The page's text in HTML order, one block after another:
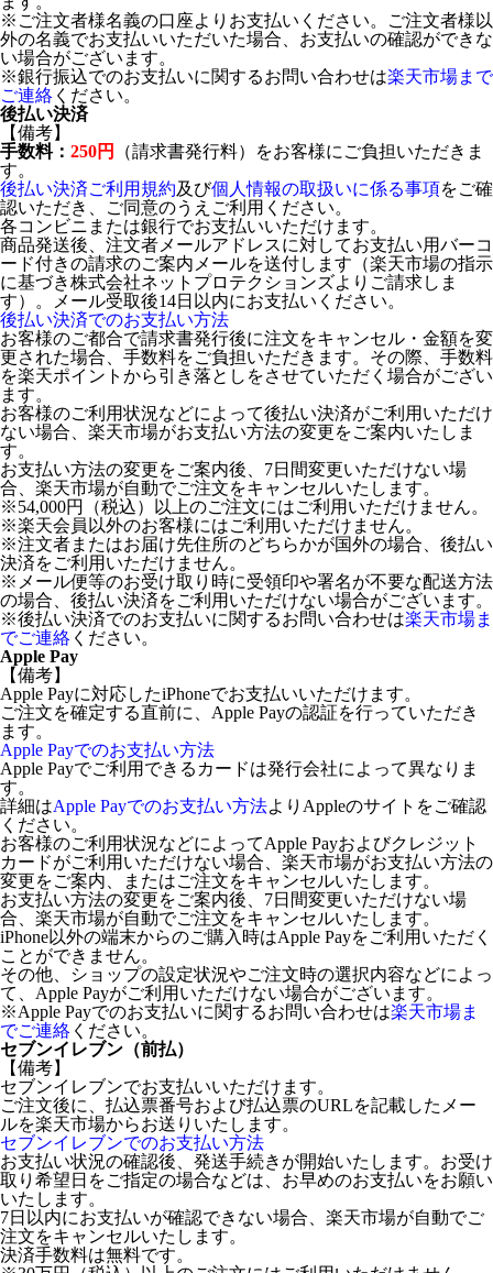
※ご注文者様名義の口座よりお支払いください。ご注文者様以
外の名義でお支払いいただいた場合、お支払いの確認ができな
い場合がございます。
※銀行振込でのお支払いに関するお問い合わせは楽天市場まで
ご連絡 ください。
後払い決済
【備考】
手数料： 250円
（請求書発行料）をお客様にご負担いただきま
す。
後払い決済ご利用規約及び個人情報の取扱いに係る事項をご確
認いただき、ご同意のうえご利用ください。
各コンビニまたは銀行でお支払いいただけます。
商品発送後、注文者メールアドレスに対してお支払い用バーコ
ード付きの請求のご案内メールを送付します（楽天市場の指示
に基づき株式会社ネットプロテクションズよりご請求しま
す）。メール受取後14日以内にお支払いください。
後払い決済でのお支払い方法
お客様のご都合で請求書発行後に注文をキャンセル・金額を変
更された場合、手数料をご負担いただきます。その際、手数料
を楽天ポイントから引き落としをさせていただく場合がござい
ます。
お客様のご利用状況などによって後払い決済がご利用いただけ
ない場合、楽天市場がお支払い方法の変更をご案内いたしま
す。
お支払い方法の変更をご案内後、7日間変更いただけない場
合、楽天市場が自動でご注文をキャンセルいたします。
※54,000円（税込）以上のご注文にはご利用いただけません。
※楽天会員以外のお客様にはご利用いただけません。
※注文者またはお届け先住所のどちらかが国外の場合、後払い
決済をご利用いただけません。
※メール便等のお受け取り時に受領印や署名が不要な配送方法
の場合、後払い決済をご利用いただけない場合がございます。
※後払い決済でのお支払いに関するお問い合わせは楽天市場ま
でご連絡 ください。
Apple Pay
【備考】
Apple Payに対応したiPhoneでお支払いいただけます。
ご注文を確定する直前に、Apple Payの認証を行っていただき
ます。
Apple Payでのお支払い方法
Apple Payでご利用できるカードは発行会社によって異なりま
す。
詳細はApple Payでのお支払い方法よりAppleのサイトをご確認
ください。
お客様のご利用状況などによってApple Payおよびクレジット
カードがご利用いただけない場合、楽天市場がお支払い方法の
変更をご案内、またはご注文をキャンセルいたします。
お支払い方法の変更をご案内後、7日間変更いただけない場
合、楽天市場が自動でご注文をキャンセルいたします。
iPhone以外の端末からのご購入時はApple Payをご利用いただく
ことができません。
その他、ショップの設定状況やご注文時の選択内容などによっ
て、Apple Payがご利用いただけない場合がございます。
※Apple Payでのお支払いに関するお問い合わせは楽天市場ま
でご連絡 ください。
セブンイレブン（前払）
【備考】
セブンイレブンでお支払いいただけます。
ご注文後に、払込票番号および払込票のURLを記載したメー
ルを楽天市場からお送りいたします。
セブンイレブンでのお支払い方法
お支払い状況の確認後、発送手続きが開始いたします。お受け
取り希望日をご指定の場合などは、お早めのお支払いをお願い
いたします。
7日以内にお支払いが確認できない場合、楽天市場が自動でご
注文をキャンセルいたします。
決済手数料は無料です。